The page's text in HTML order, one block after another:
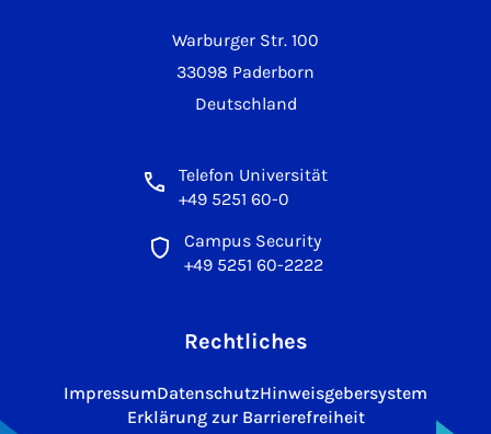
Warburger Str. 100
33098 Paderborn
Deutschland
Telefon Universität
+49 5251 60-0
Campus Security
+49 5251 60-2222
Rechtliches
ImpressumDatenschutzHinweisgebersystem
Erklärung zur Barrierefreiheit